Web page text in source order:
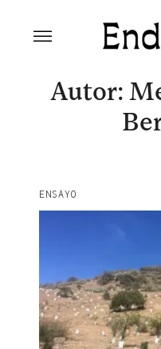
content
ambiental
Autor:
ENSAYO